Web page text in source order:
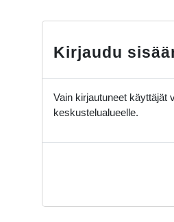
Kirjaudu
Vain kirjautuneet käyttäjät
keskustelualueelle.